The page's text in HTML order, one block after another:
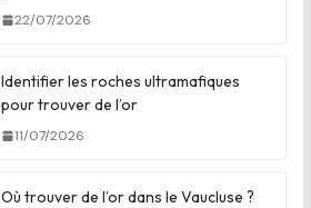
22/07/2026
Identifier les roches ultramafiques
pour trouver de l’or
11/07/2026
Où trouver de l’or dans le Vaucluse ?